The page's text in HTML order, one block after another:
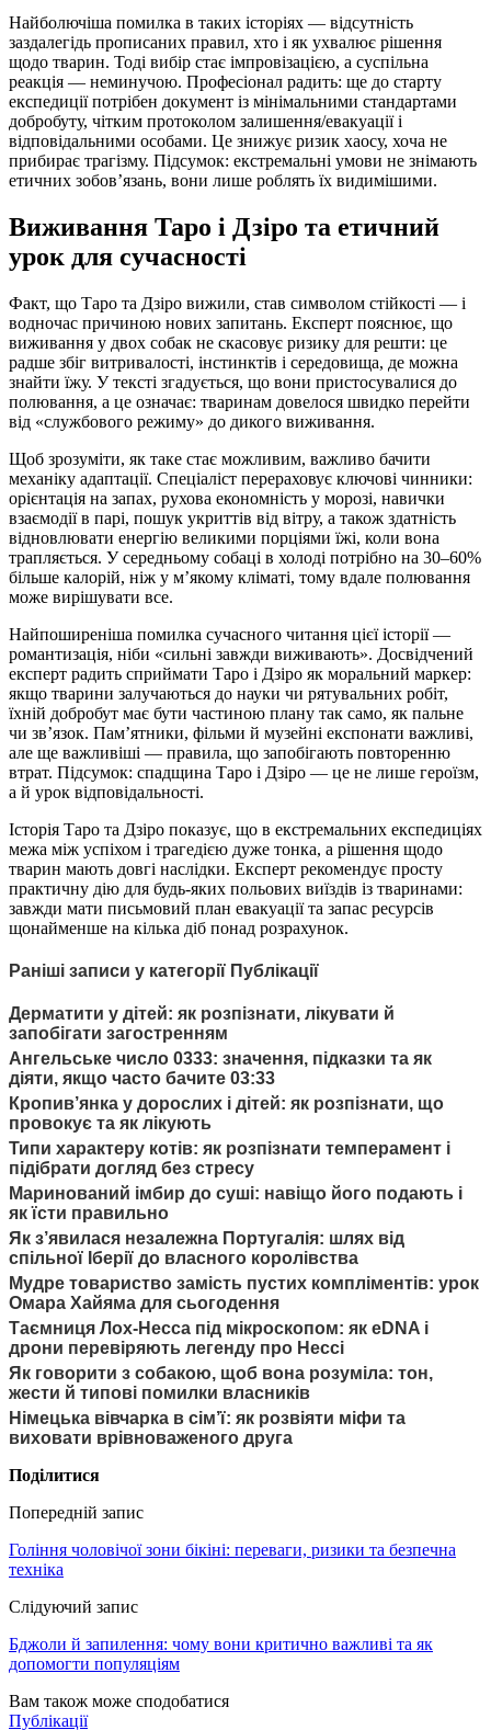
Найболючіша помилка в таких історіях — відсутність
заздалегідь прописаних правил, хто і як ухвалює рішення
щодо тварин. Тоді вибір стає імпровізацією, а суспільна
реакція — неминучою. Професіонал радить: ще до старту
експедиції потрібен документ із мінімальними стандартами
добробуту, чітким протоколом залишення/евакуації і
відповідальними особами. Це знижує ризик хаосу, хоча не
прибирає трагізму. Підсумок: екстремальні умови не знімають
етичних зобов’язань, вони лише роблять їх видимішими.
Виживання Таро і Дзіро та етичний
урок для сучасності
Факт, що Таро та Дзіро вижили, став символом стійкості — і
водночас причиною нових запитань. Експерт пояснює, що
виживання у двох собак не скасовує ризику для решти: це
радше збіг витривалості, інстинктів і середовища, де можна
знайти їжу. У тексті згадується, що вони пристосувалися до
полювання, а це означає: тваринам довелося швидко перейти
від «службового режиму» до дикого виживання.
Щоб зрозуміти, як таке стає можливим, важливо бачити
механіку адаптації. Спеціаліст перераховує ключові чинники:
орієнтація на запах, рухова економність у морозі, навички
взаємодії в парі, пошук укриттів від вітру, а також здатність
відновлювати енергію великими порціями їжі, коли вона
трапляється. У середньому собаці в холоді потрібно на 30–60%
більше калорій, ніж у м’якому кліматі, тому вдале полювання
може вирішувати все.
Найпоширеніша помилка сучасного читання цієї історії —
романтизація, ніби «сильні завжди виживають». Досвідчений
експерт радить сприймати Таро і Дзіро як моральний маркер:
якщо тварини залучаються до науки чи рятувальних робіт,
їхній добробут має бути частиною плану так само, як пальне
чи зв’язок. Пам’ятники, фільми й музейні експонати важливі,
але ще важливіші — правила, що запобігають повторенню
втрат. Підсумок: спадщина Таро і Дзіро — це не лише героїзм,
а й урок відповідальності.
Історія Таро та Дзіро показує, що в екстремальних експедиціях
межа між успіхом і трагедією дуже тонка, а рішення щодо
тварин мають довгі наслідки. Експерт рекомендує просту
практичну дію для будь-яких польових виїздів із тваринами:
завжди мати письмовий план евакуації та запас ресурсів
щонайменше на кілька діб понад розрахунок.
Раніші записи у категорії Публікації
Дерматити у дітей: як розпізнати, лікувати й
запобігати загостренням
Ангельське число 0333: значення, підказки та як
діяти, якщо часто бачите 03:33
Кропив’янка у дорослих і дітей: як розпізнати, що
провокує та як лікують
Типи характеру котів: як розпізнати темперамент і
підібрати догляд без стресу
Маринований імбир до суші: навіщо його подають і
як їсти правильно
Як з’явилася незалежна Португалія: шлях від
спільної Іберії до власного королівства
Мудре товариство замість пустих компліментів: урок
Омара Хайяма для сьогодення
Таємниця Лох-Несса під мікроскопом: як eDNA і
дрони перевіряють легенду про Нессі
Як говорити з собакою, щоб вона розуміла: тон,
жести й типові помилки власників
Німецька вівчарка в сім’ї: як розвіяти міфи та
виховати врівноваженого друга
Поділитися
Попередній запис
Гоління чоловічої зони бікіні: переваги, ризики та безпечна
техніка
Слідуючий запис
Бджоли й запилення: чому вони критично важливі та як
допомогти популяціям
Вам також може сподобатися
Публікації